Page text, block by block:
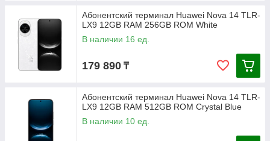
Абонентский терминал Huawei Nova 14 TLR-
LX9 12GB RAM 256GB ROM White
В наличии 16 ед.
179 890 ₸
Абонентский терминал Huawei Nova 14 TLR-
LX9 12GB RAM 512GB ROM Crystal Blue
В наличии 10 ед.